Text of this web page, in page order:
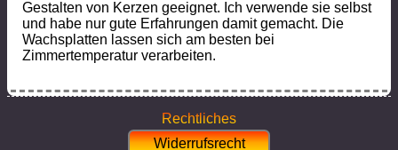
Gestalten von Kerzen geeignet. Ich verwende sie selbst
und habe nur gute Erfahrungen damit gemacht. Die
Wachsplatten lassen sich am besten bei
Zimmertemperatur verarbeiten.
Rechtliches
Widerrufsrecht